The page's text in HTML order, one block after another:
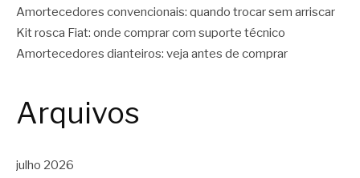
Amortecedores convencionais: quando trocar sem arriscar
Kit rosca Fiat: onde comprar com suporte técnico
Amortecedores dianteiros: veja antes de comprar
Arquivos
julho 2026